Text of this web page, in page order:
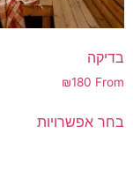
בדיקה
From
₪180
בחר אפשרויות